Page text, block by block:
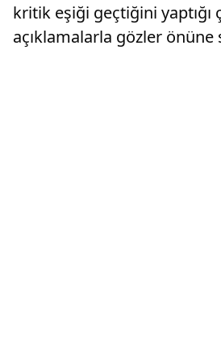
kritik eşiği geçtiğini yaptığı
açıklamalarla gözler önüne